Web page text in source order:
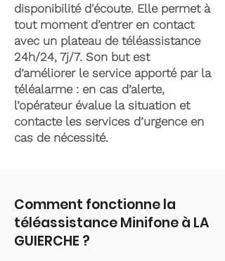
disponibilité d'écoute. Elle permet à
tout moment d’entrer en contact
avec un plateau de téléassistance
24h/24, 7j/7. Son but est
d’améliorer le service apporté par la
téléalarme : en cas d’alerte,
l’opérateur évalue la situation et
contacte les services d’urgence en
cas de nécessité.
Comment fonctionne la
téléassistance Minifone à LA
GUIERCHE ?